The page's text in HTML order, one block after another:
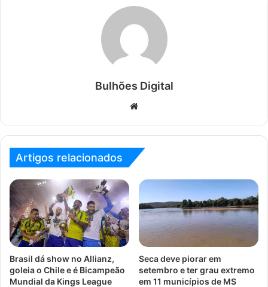
Bulhões Digital
Website
Artigos relacionados
Brasil dá show no Allianz,
goleia o Chile e é Bicampeão
Mundial da Kings League
Seca deve piorar em
setembro e ter grau extremo
em 11 municípios de MS